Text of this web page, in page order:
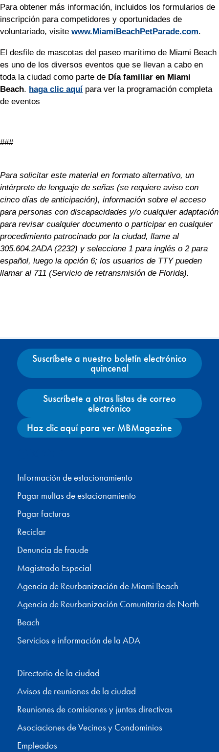
Para obtener más información, incluidos los formularios de
inscripción para competidores y oportunidades de
voluntariado, visite www.MiamiBeachPetParade.com.
El desfile de mascotas del paseo marítimo de Miami Beach
es uno de los diversos eventos que se llevan a cabo en
toda la ciudad como parte de Día familiar en Miami
Beach. haga clic aquí para ver la programación completa
de eventos
###
Para solicitar este material en formato alternativo, un
intérprete de lenguaje de señas (se requiere aviso con
cinco días de anticipación), información sobre el acceso
para personas con discapacidades y/o cualquier adaptación
para revisar cualquier documento o participar en cualquier
procedimiento patrocinado por la ciudad, llame al
305.604.2ADA (2232) y seleccione 1 para inglés o 2 para
español, luego la opción 6; los usuarios de TTY pueden
llamar al 711 (Servicio de retransmisión de Florida).
Suscríbete a nuestro boletín electrónico
quincenal
Suscríbete a otras listas de correo
electrónico
Haz clic aquí para ver MBMagazine
Información de estacionamiento
Pagar multas de estacionamiento
Pagar facturas
Reciclar
Denuncia de fraude
Magistrado Especial
Agencia de Reurbanización de Miami Beach
Agencia de Reurbanización Comunitaria de North
Beach
Servicios e información de la ADA
Directorio de la ciudad
Avisos de reuniones de la ciudad
Reuniones de comisiones y juntas directivas
Asociaciones de Vecinos y Condominios
Empleados